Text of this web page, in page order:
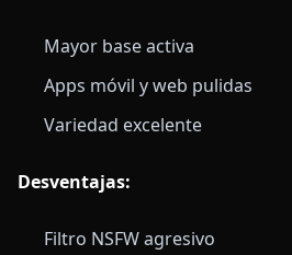
Mayor base activa
Apps móvil y web pulidas
Variedad excelente
Desventajas:
Filtro NSFW agresivo